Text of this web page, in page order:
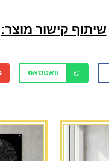
שיתוף קישור מוצר:
וואטסאפ